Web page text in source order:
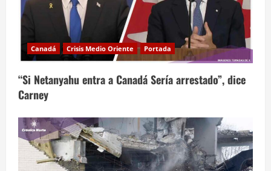
Canadá Crisis Medio Oriente Portada
“Si Netanyahu entra a Canadá Sería arrestado”, dice
Carney